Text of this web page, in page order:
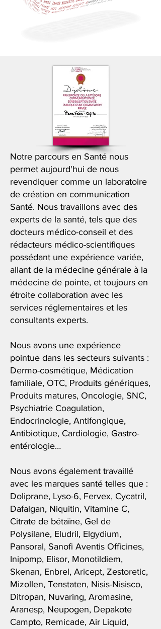
Notre parcours en Santé nous
permet aujourd'hui de nous
revendiquer comme un laboratoire
de création en communication
Santé. Nous travaillons avec des
experts de la santé, tels que des
docteurs médico-conseil et des
rédacteurs médico-scientifiques
possédant une expérience variée,
allant de la médecine générale à la
médecine de pointe, et toujours en
étroite collaboration avec les
services réglementaires et les
consultants experts.
Nous avons une expérience
pointue dans les secteurs suivants :
Dermo-cosmétique, Médication
familiale, OTC, Produits génériques,
Produits matures, Oncologie, SNC,
Psychiatrie Coagulation,
Endocrinologie, Antifongique,
Antibiotique, Cardiologie, Gastro-
entérologie…
Nous avons également travaillé
avec les marques santé telles que :
Doliprane, Lyso-6, Fervex, Cycatril,
Dafalgan, Niquitin, Vitamine C,
Citrate de bétaïne, Gel de
Polysilane, Eludril, Elgydium,
Pansoral, Sanofi Aventis Officines,
Inipomp, Elisor, Monotildiem,
Skenan, Enbrel, Aricept, Zestoretic,
Mizollen, Tenstaten, Nisis-Nisisco,
Ditropan, Nuvaring, Aromasine,
Aranesp, Neupogen, Depakote
Campto, Remicade, Air Liquid,